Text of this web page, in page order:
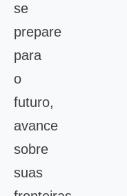
se
prepare
para
o
futuro,
avance
sobre
suas